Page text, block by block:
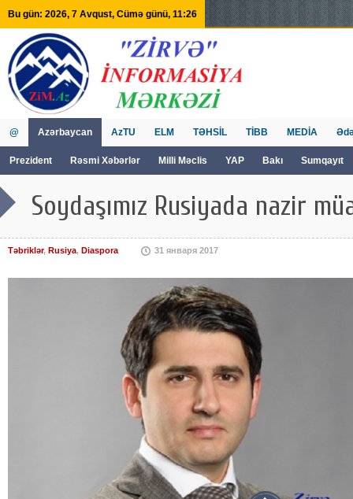
Bu gün: 2026, 7 Avqust, Cümə günü, 11:26
@ Azərbaycan
Prezident Rəsmi Xəbərlər Milli Məclis YAP Bakı Sumqayıt
AzTU ELM TƏHSİL TİBB MEDİA
Soydaşımız Rusiyada nazir
Təbriklər, Rusiya, Diaspora 31 января 2017